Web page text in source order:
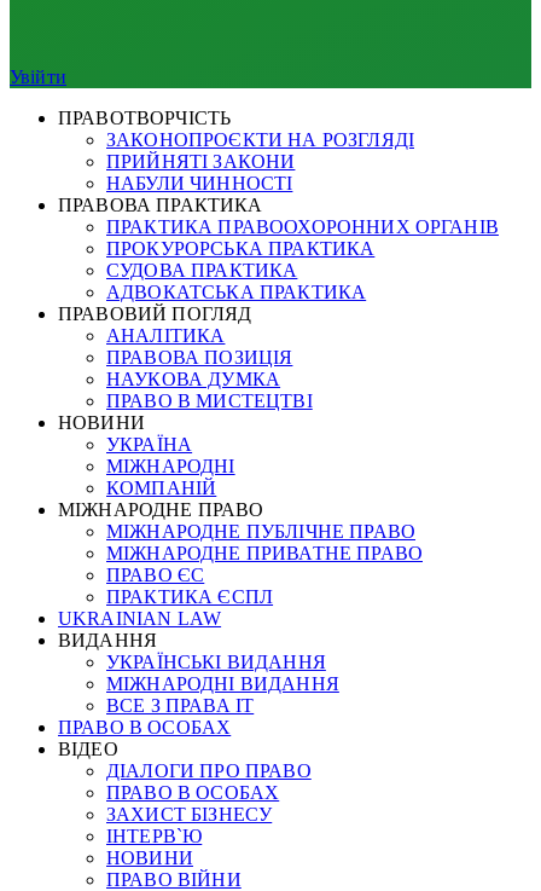
Увійти
ПРАВОТВОРЧІСТЬ
ЗАКОНОПРОЄКТИ НА РОЗГЛЯДІ
ПРИЙНЯТІ ЗАКОНИ
НАБУЛИ ЧИННОСТІ
ПРАВОВА ПРАКТИКА
ПРАКТИКА ПРАВООХОРОННИХ ОРГАНІВ
ПРОКУРОРСЬКА ПРАКТИКА
СУДОВА ПРАКТИКА
АДВОКАТСЬКА ПРАКТИКА
ПРАВОВИЙ ПОГЛЯД
АНАЛІТИКА
ПРАВОВА ПОЗИЦІЯ
НАУКОВА ДУМКА
ПРАВО В МИСТЕЦТВІ
НОВИНИ
УКРАЇНА
МІЖНАРОДНІ
КОМПАНІЙ
МІЖНАРОДНЕ ПРАВО
МІЖНАРОДНЕ ПУБЛІЧНЕ ПРАВО
МІЖНАРОДНЕ ПРИВАТНЕ ПРАВО
ПРАВО ЄС
ПРАКТИКА ЄСПЛ
UKRAINIAN LAW
ВИДАННЯ
УКРАЇНСЬКІ ВИДАННЯ
МІЖНАРОДНІ ВИДАННЯ
ВСЕ З ПРАВА ІТ
ПРАВО В ОСОБАХ
ВІДЕО
ДІАЛОГИ ПРО ПРАВО
ПРАВО В ОСОБАХ
ЗАХИСТ БІЗНЕСУ
ІНТЕРВ`Ю
НОВИНИ
ПРАВО ВІЙНИ